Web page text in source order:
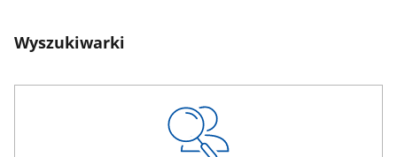
Wyszukiwarki